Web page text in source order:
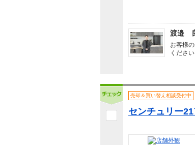
渡邉
お客様
くださ
売却＆買い替え相談受付中
センチュリー